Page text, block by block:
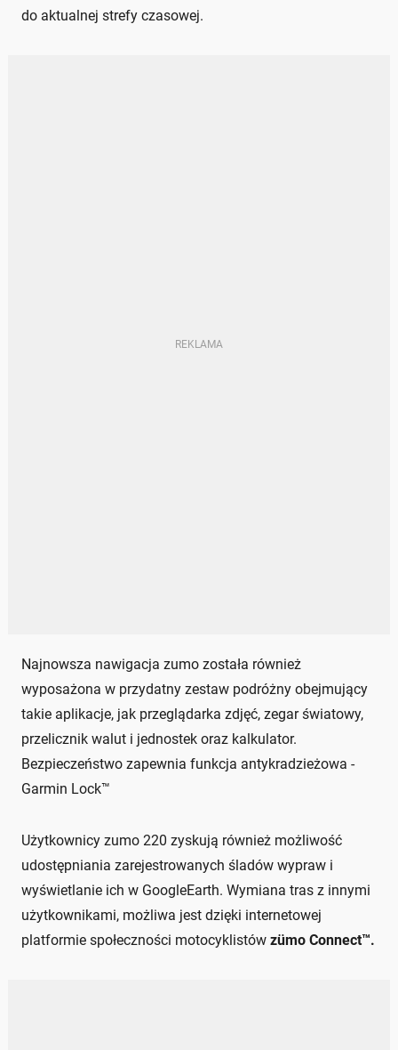
do aktualnej strefy czasowej.
Najnowsza nawigacja zumo została również
wyposażona w przydatny zestaw podróżny obejmujący
takie aplikacje, jak przeglądarka zdjęć, zegar światowy,
przelicznik walut i jednostek oraz kalkulator.
Bezpieczeństwo zapewnia funkcja antykradzieżowa -
Garmin Lock™
Użytkownicy zumo 220 zyskują również możliwość
udostępniania zarejestrowanych śladów wypraw i
wyświetlanie ich w GoogleEarth. Wymiana tras z innymi
użytkownikami, możliwa jest dzięki internetowej
platformie społeczności motocyklistów zümo Connect™.